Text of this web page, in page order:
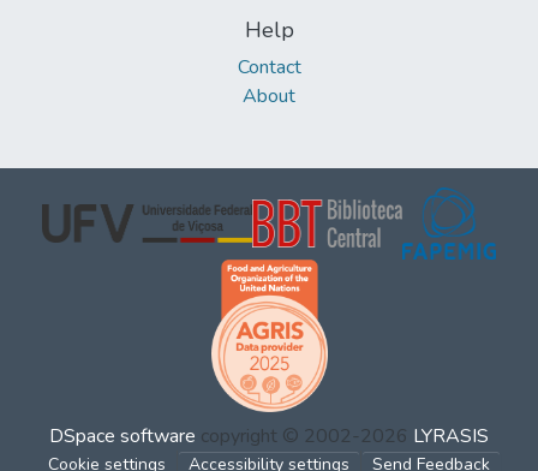
Help
Contact
About
DSpace software copyright © 2002-2026 LYRASIS
Cookie settings Accessibility settings Send Feedback